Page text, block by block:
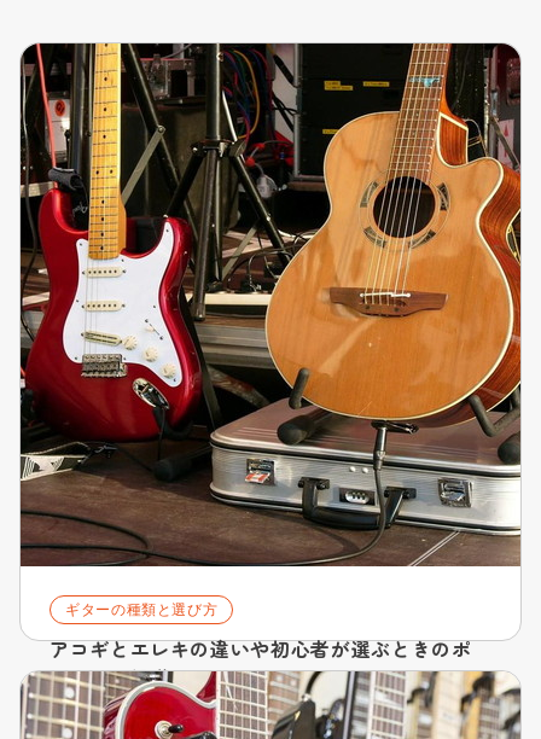
ギターの種類と選び方
アコギとエレキの違いや初心者が選ぶときのポ
イントを解説
2024.11.28